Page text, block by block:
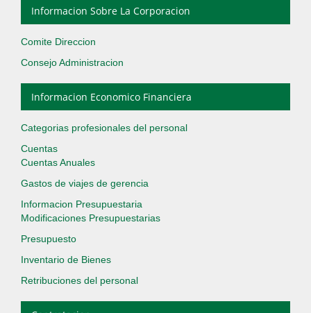
Informacion Sobre La Corporacion
Comite Direccion
Consejo Administracion
Informacion Economico Financiera
Categorias profesionales del personal
Cuentas
Cuentas Anuales
Gastos de viajes de gerencia
Informacion Presupuestaria
Modificaciones Presupuestarias
Presupuesto
Inventario de Bienes
Retribuciones del personal